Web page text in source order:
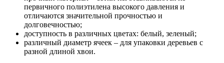
первичного полиэтилена высокого давления и
отличаются значительной прочностью и
долговечностью;
доступность в различных цветах: белый, зеленый;
различный диаметр ячеек – для упаковки деревьев с
разной длиной хвои.